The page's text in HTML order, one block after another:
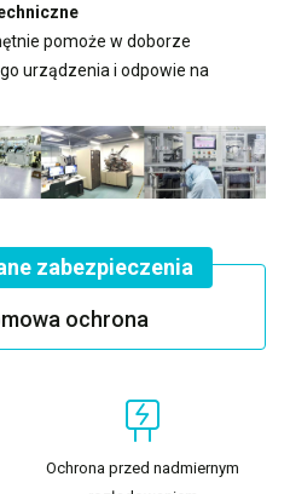
pomoże w doborze
urządzenia i odpowie na
zabezpieczenia
ochrona
Ochrona przed nadmiernym